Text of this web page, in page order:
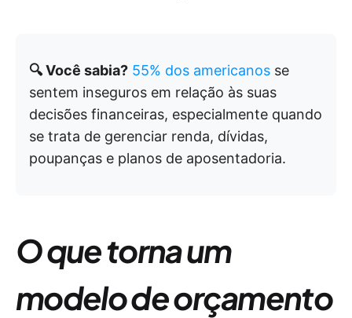
🔍 Você sabia? 55% dos americanos se
sentem inseguros em relação às suas
decisões financeiras, especialmente quando
se trata de gerenciar renda, dívidas,
poupanças e planos de aposentadoria.
O que torna um
modelo de orçamento